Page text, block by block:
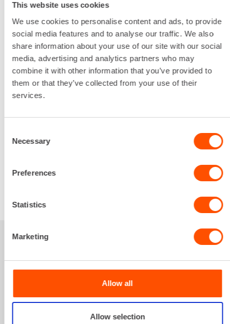
This website uses cookies
We use cookies to personalise content and ads, to provide
social media features and to analyse our traffic. We also
share information about your use of our site with our social
media, advertising and analytics partners who may
combine it with other information that you’ve provided to
them or that they’ve collected from your use of their
services.
Selection
Necessary
Preferences
Statistics
Marketing
Allow all
Allow selection
Liitäntäyhteen halkaisija
4" / 100 mm
Pumpattavan veden suurin raekoko
7,5 mm
Sähköliitäntä
16 A
Tuotto
2100 l/min
Sinua saattaisi
kiinnostaa myös